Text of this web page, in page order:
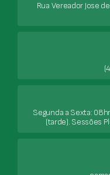
154 documentos
Plano Plurianual - PPA
Extrato de Conta
163 documentos
Transferências
Rua Vereador Jose
Segunda a Sexta:
(tarde). Sessões